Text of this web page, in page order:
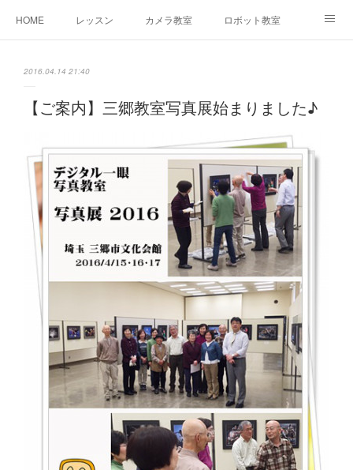
HOME レッスン カメラ教室 ロボット教室
2016.04.14 21:40
【ご案内】三郷教室写真展始まりました♪